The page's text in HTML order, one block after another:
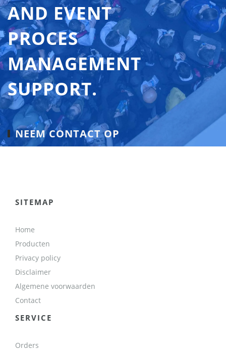
AND EVENT
PROCES
MANAGEMENT
SUPPORT.
NEEM CONTACT OP
SITEMAP
Home
Producten
Privacy policy
Disclaimer
Algemene voorwaarden
Contact
SERVICE
Orders